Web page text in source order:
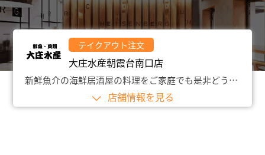
テイクアウト注文
大庄水産朝霞台南口店
新鮮魚介の海鮮居酒屋の料理をご家庭でも是非どうぞ。
店舗情報を見る